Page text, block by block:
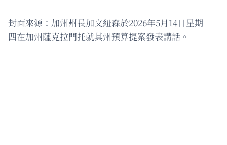
封面來源：加州州長加文紐森於2026年5月14日星期
四在加州薩克拉門托就其州預算提案發表講話。